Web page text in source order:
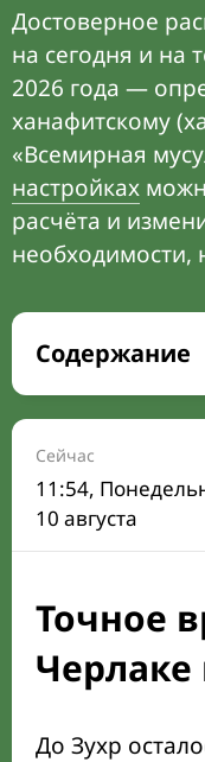
Достоверное
на сегодня и на
2026 года —
ханафитскому
«Всемирная
настройках
расчёта и
Содержание
Время намаза
Расписание на
Время Сухура
Календарь
Направление
Сейчас
11:54,
10 августа
Точное
Черлаке
До Зухр